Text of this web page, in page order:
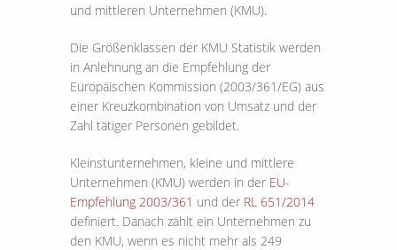
und mittleren Unternehmen (KMU).
Die Größenklassen der KMU Statistik werden
in Anlehnung an die Empfehlung der
Europäischen Kommission (2003/361/EG) aus
einer Kreuzkombination von Umsatz und der
Zahl tätiger Personen gebildet.
Kleinstunternehmen, kleine und mittlere
Unternehmen (KMU) werden in der EU-
Empfehlung 2003/361 und der RL 651/2014
definiert. Danach zählt ein Unternehmen zu
den KMU, wenn es nicht mehr als 249